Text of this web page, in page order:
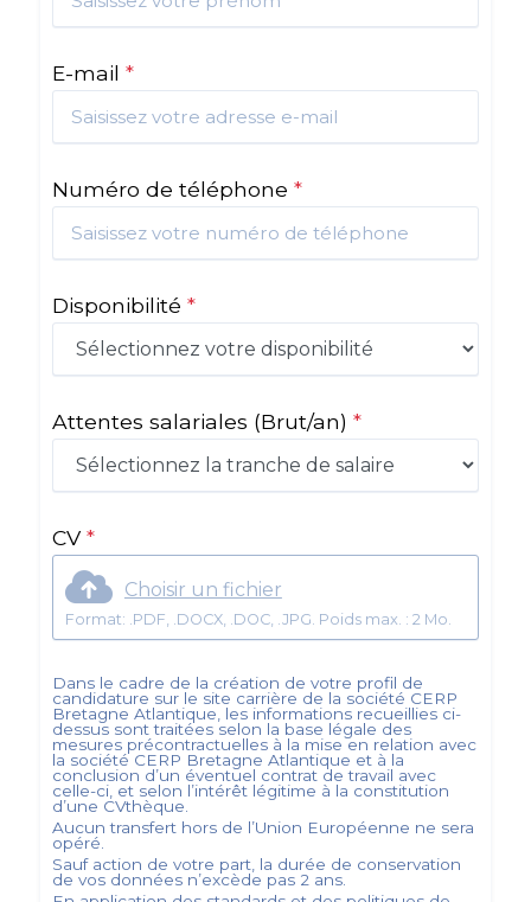
E-mail *
Numéro de téléphone *
Disponibilité *
Attentes salariales (Brut/an) *
CV *
Choisir un fichier
Format: .PDF, .DOCX, .DOC, .JPG. Poids max. : 2 Mo.
Dans le cadre de la création de votre profil de
candidature sur le site carrière de la société CERP
Bretagne Atlantique , les informations recueillies ci-
dessus sont traitées selon la base légale des
mesures précontractuelles à la mise en relation avec
la société CERP Bretagne Atlantique et à la
conclusion d’un éventuel contrat de travail avec
celle-ci, et selon l’intérêt légitime à la constitution
d’une CVthèque.
Aucun transfert hors de l’Union Européenne ne sera
opéré.
Sauf action de votre part, la durée de conservation
de vos données n’excède pas 2 ans.